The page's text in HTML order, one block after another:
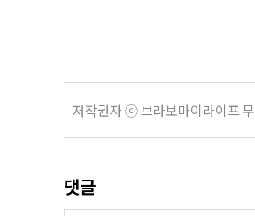
저작권자 ⓒ 브라보마이라이프
댓글